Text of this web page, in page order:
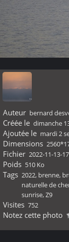
Auteur bernard
Créée le dimanche
Ajoutée le mardi 2
Dimensions
Fichier 2022-11-13-
Poids 510 Ko
Tags 2022, brenne,
naturelle de
sunrise,Z9
Visites 752
Notez cette photo